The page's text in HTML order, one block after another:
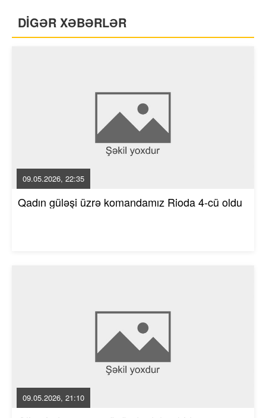
DİGƏR XƏBƏRLƏR
09.05.2026, 22:35
Qadın güləşi üzrə komandamız Rioda 4-cü oldu
09.05.2026, 21:10